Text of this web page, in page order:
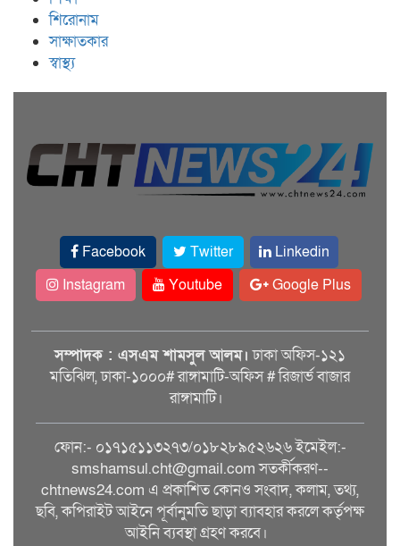
শিরোনাম
সাক্ষাতকার
স্বাস্থ্য
Facebook Twitter
Linkedin
Instagram
Youtube Google Plus
সম্পাদক : এসএম শামসুল আলম। ঢাকা অফিস-১২১
মতিঝিল, ঢাকা-১০০০# রাঙ্গামাটি-অফিস # রিজার্ভ বাজার
রাঙ্গামাটি।
ফোন:- ০১৭১৫১১৩২৭৩/০১৮২৮৯৫২৬২৬ ইমেইল:-
smshamsul.cht@gmail.com সতর্কীকরণ--
chtnews24.com এ প্রকাশিত কোনও সংবাদ, কলাম, তথ্য,
ছবি, কপিরাইট আইনে পূর্বানুমতি ছাড়া ব্যাবহার করলে কর্তৃপক্ষ
আইনি ব্যবস্থা গ্রহণ করবে।